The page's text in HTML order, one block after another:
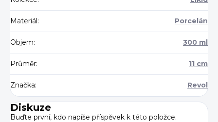
Materiál: Porcelán
Objem: 300 ml
Průměr: 11 cm
Značka: Revol
Diskuze
Buďte první, kdo napíše příspěvek k této položce.